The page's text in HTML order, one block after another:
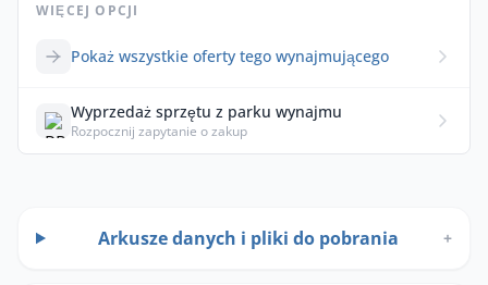
WIĘCEJ OPCJI
Pokaż wszystkie oferty tego wynajmującego
Wyprzedaż sprzętu z parku wynajmu
Rozpocznij zapytanie o zakup
Arkusze danych i pliki do pobrania +